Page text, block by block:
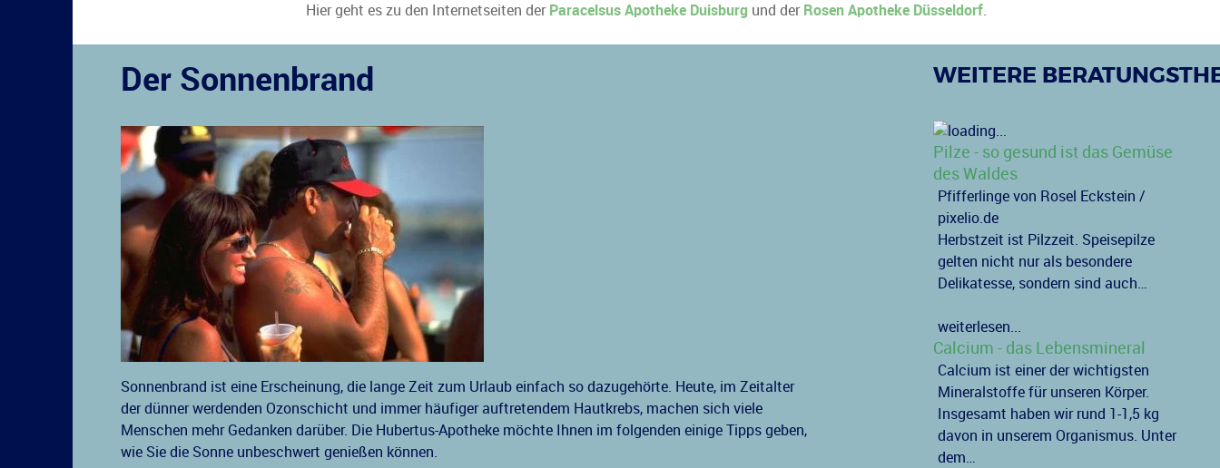
Hier geht es zu den Internetseiten der Paracelsus Apotheke Duisburg und der Rosen Apotheke Düsseldorf
Der Sonnenbrand
Sonnenbrand ist eine Erscheinung, die lange Zeit zum Urlaub einfach so dazugehörte. Heute, im Zeitalter
der dünner werdenden Ozonschicht und immer häufiger auftretendem Hautkrebs, machen sich viele
Menschen mehr Gedanken darüber. Die Hubertus-Apotheke möchte Ihnen im folgenden einige Tipps geben,
wie Sie die Sonne unbeschwert genießen können.
WEITERE
Pilze - so gesund ist das Gemüse
des Waldes
Pfifferlinge von Rosel Eckstein /
pixelio.de
Herbstzeit ist Pilzzeit. Speisepilze
gelten nicht nur als besondere
Delikatesse, sondern sind auch…
weiterlesen...
Calcium - das Lebensmineral
Calcium ist einer der wichtigsten
Mineralstoffe für unseren Körper.
Insgesamt haben wir rund 1-1,5 kg
davon in unserem Organismus. Unter
dem…